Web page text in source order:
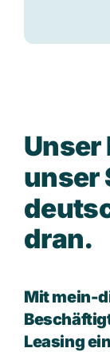
Unser
unser
deuts
dran.
Mit mein-
Leasing